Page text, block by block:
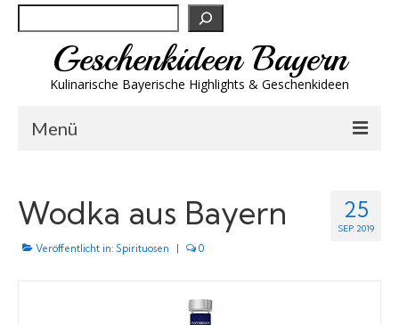
Suchen
Geschenkideen Bayern
Kulinarische Bayerische Highlights & Geschenkideen
Menü
Brotzeit & Genuss
Spirituosen
25
SEP. 2019
Wodka aus Bayern
Veröffentlicht in: Spirituosen 0